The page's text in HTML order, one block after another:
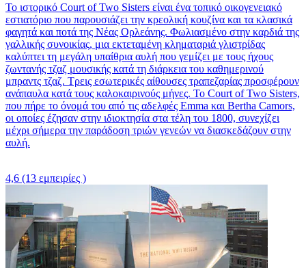
Το ιστορικό Court of Two Sisters είναι ένα τοπικό οικογενειακό
εστιατόριο που παρουσιάζει την κρεολική κουζίνα και τα κλασικά
φαγητά και ποτά της Νέας Ορλεάνης. Φωλιασμένο στην καρδιά της
γαλλικής συνοικίας, μια εκτεταμένη κληματαριά γλιστρίδας
καλύπτει τη μεγάλη υπαίθρια αυλή που γεμίζει με τους ήχους
ζωντανής τζαζ μουσικής κατά τη διάρκεια του καθημερινού
μπραντς τζαζ. Τρεις εσωτερικές αίθουσες τραπεζαρίας προσφέρουν
ανάπαυλα κατά τους καλοκαιρινούς μήνες. Το Court of Two Sisters,
που πήρε το όνομά του από τις αδελφές Emma και Bertha Camors,
οι οποίες έζησαν στην ιδιοκτησία στα τέλη του 1800, συνεχίζει
μέχρι σήμερα την παράδοση τριών γενεών να διασκεδάζουν στην
αυλή.
4,6 (13 εμπειρίες )